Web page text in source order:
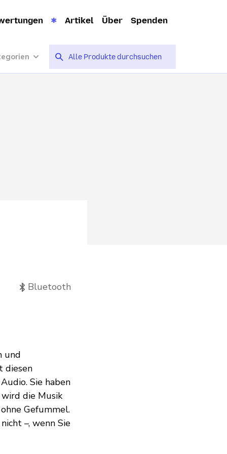
Artikel Über Spenden
Bluetooth
und
diesen
Sie haben
wird die Musik
Gefummel.
–, wenn Sie